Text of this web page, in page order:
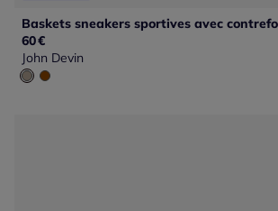
60€
John Devin